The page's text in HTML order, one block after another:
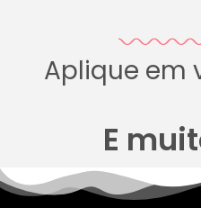
Aplique em
E